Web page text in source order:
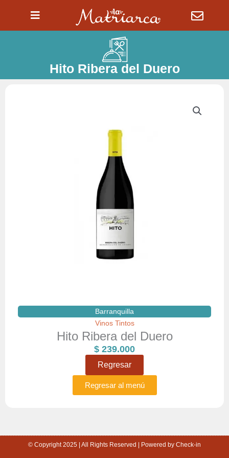
Hito Ribera del Duero
Barranquilla
Vinos Tintos
Hito Ribera del Duero
$ 239.000
Regresar
Regresar al menú
© Copyright 2025 | All Rights Reserved | Powered by Check-in